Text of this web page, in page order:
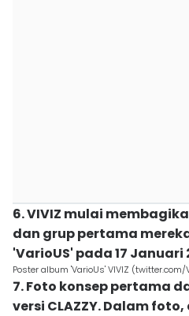
6. VIVIZ mulai
dan grup pertama
'VarioUS' pada 17 Januari
Poster album 'VarioUs' VIVIZ
7. Foto konsep pertama
versi CLAZZY. Dalam